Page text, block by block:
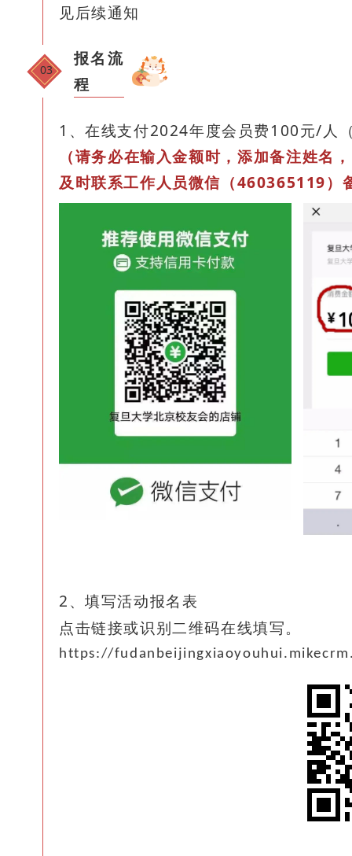
见后续通知
03
报名流
程
1、在线支付2024年度会员费100元/人
（请务必在输入金额时，添加备注姓名
及时联系工作人员微信（460365119）
2、填写活动报名表
点击链接或识别二维码在线填写。
https://